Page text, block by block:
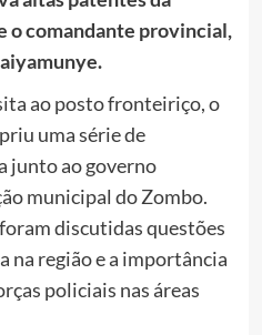
o comandante provincial,
ao posto fronteiriço, o
uma série de
junto ao governo
municipal do Zombo.
discutidas questões
na região e a importância
policiais nas áreas